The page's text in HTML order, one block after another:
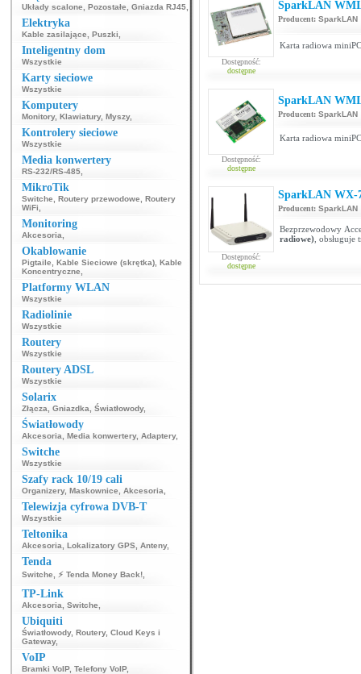
Układy scalone Pozostałe Gniazda RJ45
Elektryka
Kable zasilające Puszki
Inteligentny dom
Wszystkie
Karty sieciowe
Wszystkie
Komputery
Monitory, Klawiatury, Myszy,
Kontrolery sieciowe
Wszystkie
Media konwertery
RS-232/RS-485
MikroTik
Switche Routery przewodowe
Routery
WiFi
Monitoring
Akcesoria
Okablowanie
Pigtaile Kable Sieciowe (skrętka) Kable
Koncentryczne
Platformy WLAN
Wszystkie
Radiolinie
Wszystkie
Routery
Wszystkie
Routery ADSL
Wszystkie
Solarix
Złącza Gniazdka Światłowody,
Światłowody
Akcesoria Media konwertery, Adaptery,
Switche
Wszystkie
Szafy rack 10/19 cali
Organizery, Maskownice Akcesoria
Telewizja cyfrowa DVB-T
Wszystkie
Teltonika
Akcesoria Lokalizatory GPS Anteny,
Tenda
Switche ⚡ Tenda Money Back!
TP-Link
Akcesoria Switche
Ubiquiti
Światłowody, Routery, Cloud Keys i
Gateway,
VoIP
Bramki VoIP, Telefony VoIP,
Dostępność:
dostępne
SparkLAN
Producent: SparkLAN
Karta radiowa
Dostępność:
dostępne
SparkLAN
Producent: SparkLAN
Karta radiowa
Dostępność:
dostępne
SparkLAN WX-
Producent: SparkLAN
Bezprzewodowy
radiowe) ,